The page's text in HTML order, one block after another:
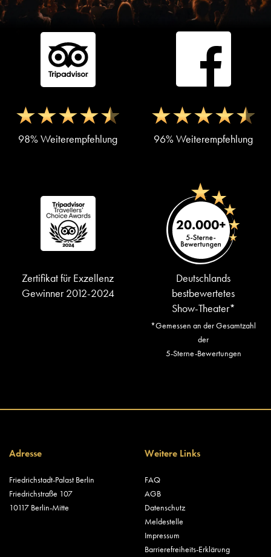
98% Weiterempfehlung 96% Weiterempfehlung
Zertifikat für Exzellenz
Gewinner 2012-2024
Deutschlands
bestbewertetes
Show-Theater*
*Gemessen an der Gesamtzahl
der
5-Sterne-Bewertungen
Adresse
Friedrichstadt-Palast Berlin
Friedrichstraße 107
10117 Berlin-Mitte
Weitere Links
FAQ
AGB
Datenschutz
Meldestelle
Impressum
Barrierefreiheits-Erklärung